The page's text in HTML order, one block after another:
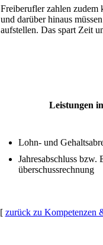
Freiberufler zahlen zudem
und darüber hinaus
aufstellen. Das spart Zeit
Leistungen
Lohn- und
Jahresabschluss bzw.
überschuss­rechnung
[ zurück zu Kompetenzen